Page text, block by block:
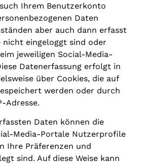
Ihrem Benutzerkonto
Daten
aber auch dann erfasst
nicht eingeloggt sind oder
jeweiligen Social-Media-
Datenerfassung erfolgt in
über Cookies, die auf
werden oder durch
Adresse.
Daten können die
Media-Portale Nutzerprofile
Ihre Präferenzen und
sind. Auf diese Weise kann